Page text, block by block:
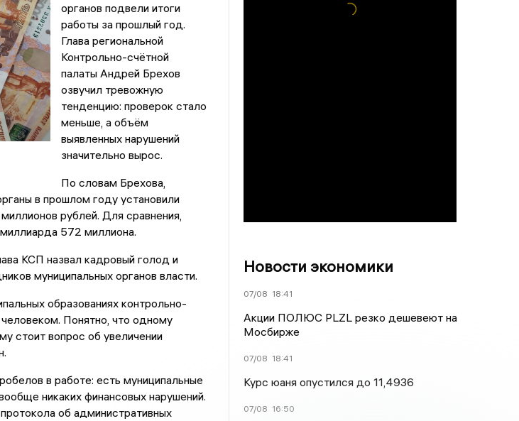
органов подвели итоги
работы за прошлый год.
Глава региональной
Контрольно-счётной
палаты Андрей Брехов
озвучил тревожную
тенденцию: проверок стало
меньше, а объём
выявленных нарушений
значительно вырос.
По словам Брехова,
в прошлом году установили
рублей. Для сравнения,
572 миллиона.
КСП назвал кадровый голод и
муниципальных органов власти.
образованиях контрольно-
Понятно, что одному
стоит вопрос об увеличении
в работе: есть муниципальные
никаких финансовых нарушений.
об административных
Новости экономики
07/08 18:41
Акции ПОЛЮС PLZL резко дешевеют на
Мосбирже
07/08 18:41
Курс юаня опустился до 11,4936
07/08 16:50